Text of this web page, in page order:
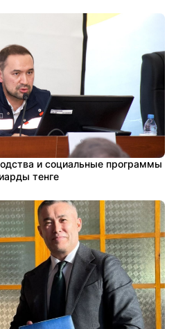
и социальные программы
тенге